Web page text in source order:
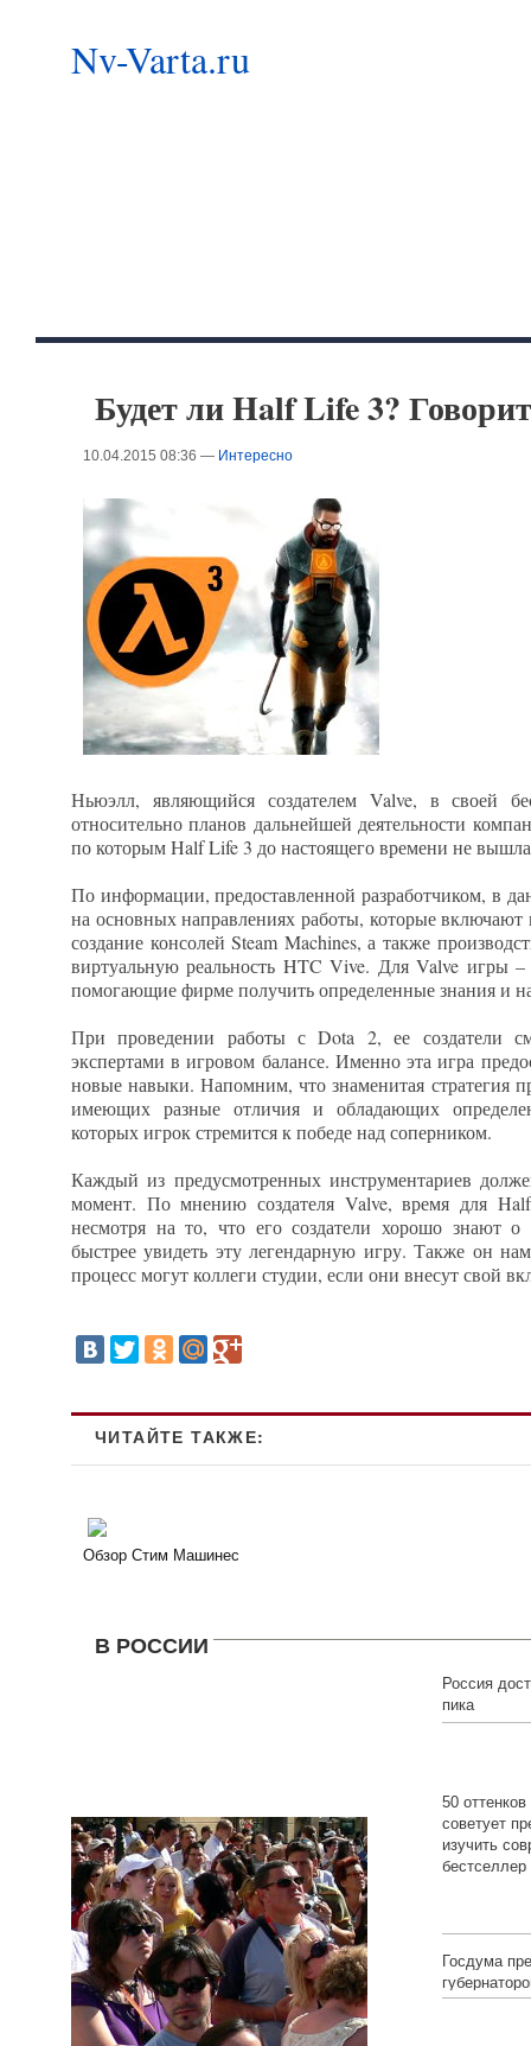
Nv-Varta.ru
Будет ли Half Life 3?
10.04.2015 08:36 — Интересно
Ньюэлл, являющийся создателем Valve, в своей
относительно планов дальнейшей деятельности
по которым Half Life 3 до настоящего времени не
По информации, предоставленной разработчиком, в
на основных направлениях работы, которые включают
создание консолей Steam Machines, а также
виртуальную реальность HTC Vive. Для Valve игры
помогающие фирме получить определенные знания и
При проведении работы с Dota 2, ее создатели
экспертами в игровом балансе. Именно эта игра
новые навыки. Напомним, что знаменитая стратегия
имеющих разные отличия и обладающих
которых игрок стремится к победе над соперником.
Каждый из предусмотренных инструментариев
момент. По мнению создателя Valve, время для
несмотря на то, что его создатели хорошо знают
быстрее увидеть эту легендарную игру. Также он
процесс могут коллеги студии, если они внесут свой
ЧИТАЙТЕ ТАКЖЕ:
Обзор Стим Машинес
В РОССИИ
Россия
пика
50
советует
изучить
бестселлер
Госдума